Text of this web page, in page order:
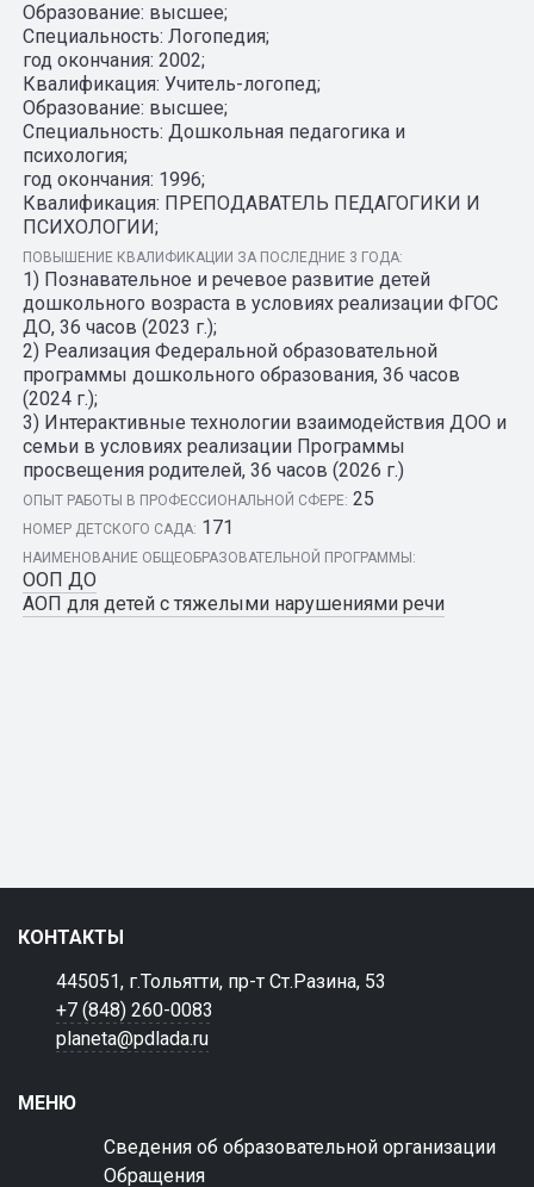
Образование: высшее;
Специальность: Логопедия;
год окончания: 2002;
Квалификация: Учитель-логопед;
Образование: высшее;
Специальность: Дошкольная педагогика и
психология;
год окончания: 1996;
Квалификация: ПРЕПОДАВАТЕЛЬ ПЕДАГОГИКИ И
ПСИХОЛОГИИ;
ПОВЫШЕНИЕ КВАЛИФИКАЦИИ ЗА ПОСЛЕДНИЕ 3 ГОДА:
1) Познавательное и речевое развитие детей
дошкольного возраста в условиях реализации ФГОС
ДО, 36 часов (2023 г.);
2) Реализация Федеральной образовательной
программы дошкольного образования, 36 часов
(2024 г.);
3) Интерактивные технологии взаимодействия ДОО и
семьи в условиях реализации Программы
просвещения родителей, 36 часов (2026 г.)
ОПЫТ РАБОТЫ В ПРОФЕССИОНАЛЬНОЙ СФЕРЕ: 25
НОМЕР ДЕТСКОГО САДА: 171
НАИМЕНОВАНИЕ ОБЩЕОБРАЗОВАТЕЛЬНОЙ ПРОГРАММЫ:
ООП ДО
АОП для детей с тяжелыми нарушениями речи
КОНТАКТЫ
445051, г.Тольятти, пр-т Ст.Разина, 53
+7 (848) 260-0083
planeta@pdlada.ru
МЕНЮ
Сведения об образовательной организации
Обращения